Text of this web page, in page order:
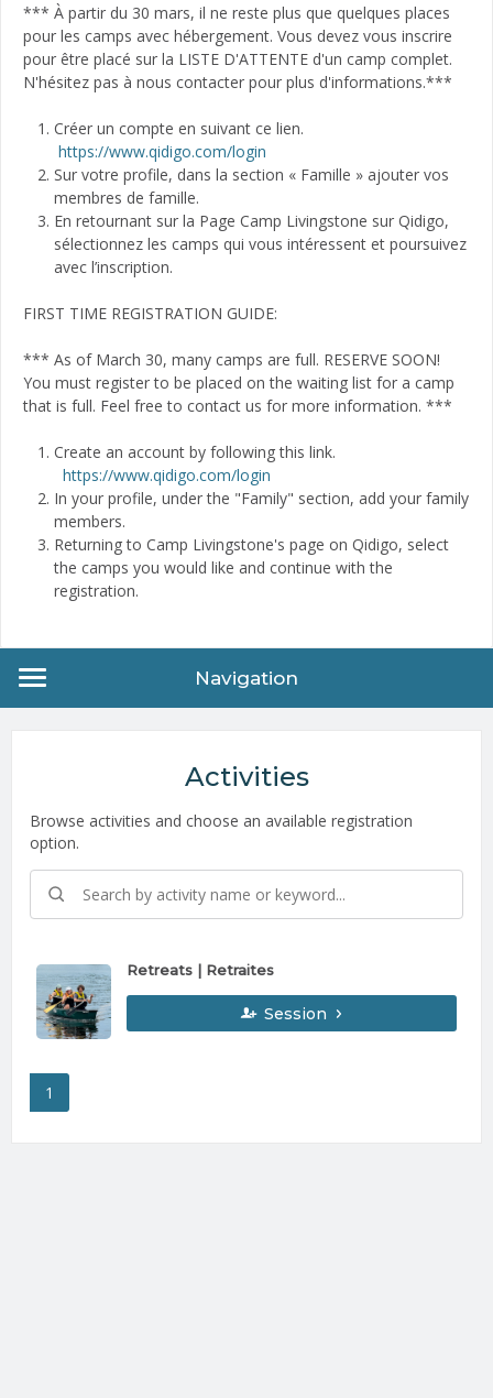
*** À partir du 30 mars, il ne reste plus que quelques places
pour les camps avec hébergement. Vous devez vous inscrire
pour être placé sur la LISTE D'ATTENTE d'un camp complet.
N'hésitez pas à nous contacter pour plus d'informations.***
Créer un compte en suivant ce lien.
https://www.qidigo.com/login
Sur votre profile, dans la section « Famille » ajouter vos
membres de famille.
En retournant sur la Page Camp Livingstone sur Qidigo,
sélectionnez les camps qui vous intéressent et poursuivez
avec l’inscription.
FIRST TIME REGISTRATION GUIDE:
*** As of March 30, many camps are full. RESERVE SOON!
You must register to be placed on the waiting list for a camp
that is full. Feel free to contact us for more information. ***
Create an account by following this link.
https://www.qidigo.com/login
In your profile, under the "Family" section, add your family
members.
Returning to Camp Livingstone's page on Qidigo, select
the camps you would like and continue with the
registration.
Navigation
Activities
Browse activities and choose an available registration
option.
Retreats | Retraites
Session
1